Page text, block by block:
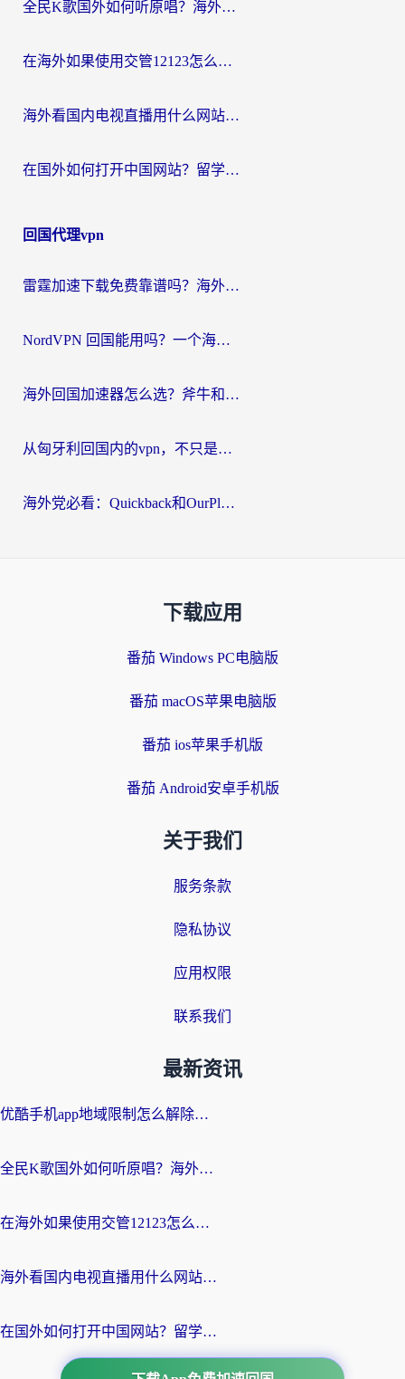
全民K歌国外如何听原唱？海外党亲测有效的回国加速器选择指南
在海外如果使用交管12123怎么处理？留学生亲测有效的回国加速方案
海外看国内电视直播用什么网站比较好？一篇解决你所有追剧难题的实用指南
在国外如何打开中国网站？留学生与海外华人的无缝访问指南
回国代理vpn
雷霆加速下载免费靠谱吗？海外党选回国加速器的避坑指南（附热门工具对比）
NordVPN 回国能用吗？一个海外用户必须面对的真实困境
海外回国加速器怎么选？斧牛和海龟哪个好？一篇帮你避开坑的实用指南
从匈牙利回国内的vpn，不只是为了刷剧那么简单
海外党必看：Quickback和OurPlay好用吗？3分钟选对回国加速器，无缝刷剧玩游戏
下载应用
番茄 Windows PC电脑版
番茄 macOS苹果电脑版
番茄 ios苹果手机版
番茄 Android安卓手机版
关于我们
服务条款
隐私协议
应用权限
联系我们
最新资讯
优酷手机app地域限制怎么解除？海外党亲测有效的追剧方案
全民K歌国外如何听原唱？海外党亲测有效的回国加速器选择指南
在海外如果使用交管12123怎么处理？留学生亲测有效的回国加速方案
海外看国内电视直播用什么网站比较好？一篇解决你所有追剧难题的实用指南
在国外如何打开中国网站？留学生与海外华人的无缝访问指南